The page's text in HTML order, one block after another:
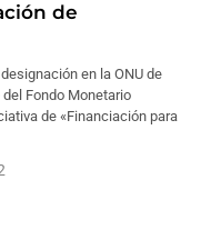
de
en la ONU de
Fondo Monetario
de «Financiación para